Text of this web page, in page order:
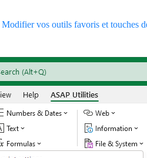
Modifier vos outils favoris et touches